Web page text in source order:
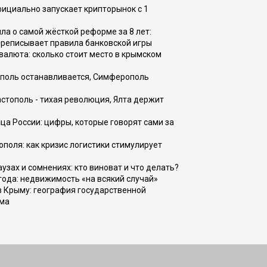
запускает крипторынок с 1
о самой жёсткой реформе за 8 лет:
правила банковской игры
сколько стоит место в крымском
останавливается, Симферополь
- тихая революция, Ялта держит
России: цифры, которые говорят сами за
как кризис логистики стимулирует
и сомнениях: кто виноват и что делать?
недвижимость «на всякий случай»
география государственной